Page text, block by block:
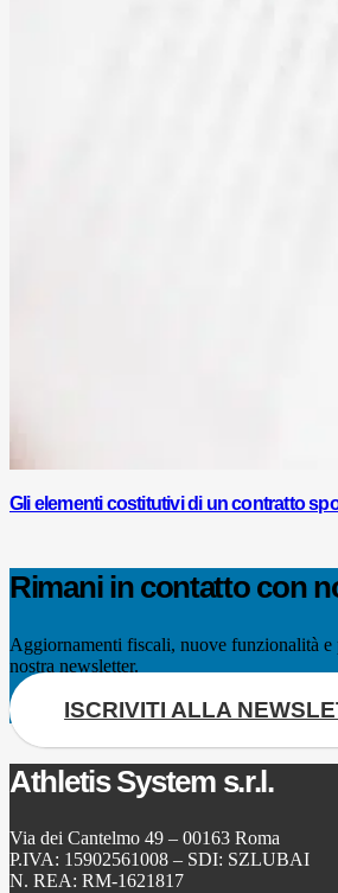
Gli elementi costitutivi di un contratto
Rimani in contatto con
Aggiornamenti fiscali, nuove funzionalità
nostra newsletter.
ISCRIVITI ALLA
Athletis System s.r.l.
Via dei Cantelmo 49 – 00163 Roma
P.IVA: 15902561008 – SDI: SZLUBAI
N. REA: RM-1621817